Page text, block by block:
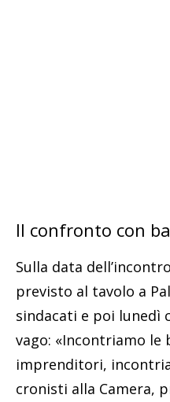
Il confronto con
Sulla data
previsto al tavolo a
sindacati e poi lunedì
vago: «Incontriamo le
imprenditori,
cronisti alla Camera,